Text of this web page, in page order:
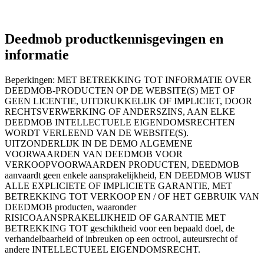
Deedmob productkennisgevingen en
informatie
Beperkingen: MET BETREKKING TOT INFORMATIE OVER
DEEDMOB-PRODUCTEN OP DE WEBSITE(S) MET OF
GEEN LICENTIE, UITDRUKKELIJK OF IMPLICIET, DOOR
RECHTSVERWERKING OF ANDERSZINS, AAN ELKE
DEEDMOB INTELLECTUELE EIGENDOMSRECHTEN
WORDT VERLEEND VAN DE WEBSITE(S).
UITZONDERLIJK IN DE DEMO ALGEMENE
VOORWAARDEN VAN DEEDMOB VOOR
VERKOOPVOORWAARDEN PRODUCTEN, DEEDMOB
aanvaardt geen enkele aansprakelijkheid, EN DEEDMOB WIJST
ALLE EXPLICIETE OF IMPLICIETE GARANTIE, MET
BETREKKING TOT VERKOOP EN / OF HET GEBRUIK VAN
DEEDMOB producten, waaronder
RISICOAANSPRAKELIJKHEID OF GARANTIE MET
BETREKKING TOT geschiktheid voor een bepaald doel, de
verhandelbaarheid of inbreuken op een octrooi, auteursrecht of
andere INTELLECTUEEL EIGENDOMSRECHT.